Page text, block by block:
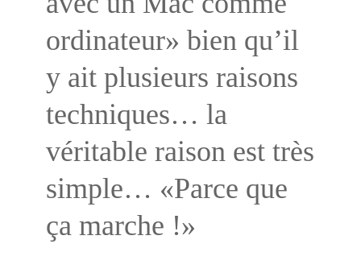
ordinateur» bien qu’il
y ait plusieurs raisons
techniques… la
véritable raison est très
simple… «Parce que
ça marche !»